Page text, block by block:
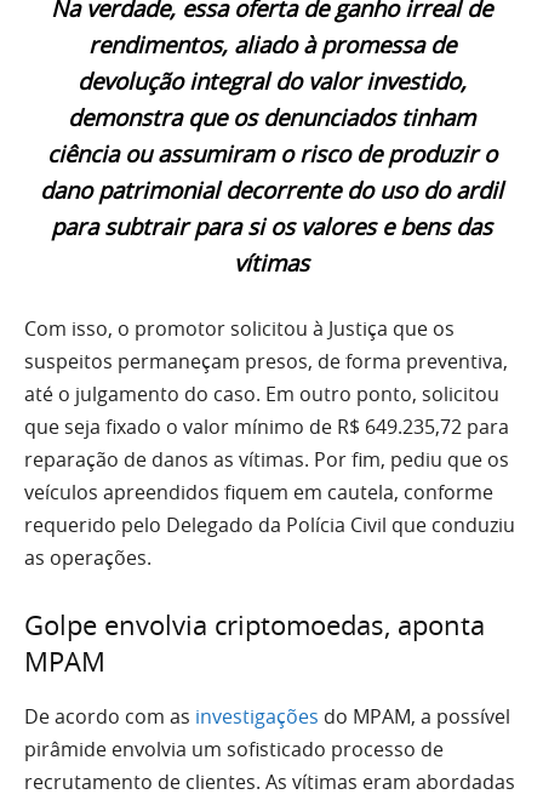
Na verdade, essa oferta de ganho irreal de
rendimentos, aliado à promessa de
devolução integral do valor investido,
demonstra que os denunciados tinham
ciência ou assumiram o risco de produzir o
dano patrimonial decorrente do uso do ardil
para subtrair para si os valores e bens das
vítimas
Com isso, o promotor solicitou à Justiça que os
suspeitos permaneçam presos, de forma preventiva,
até o julgamento do caso. Em outro ponto, solicitou
que seja fixado o valor mínimo de R$ 649.235,72 para
reparação de danos as vítimas. Por fim, pediu que os
veículos apreendidos fiquem em cautela, conforme
requerido pelo Delegado da Polícia Civil que conduziu
as operações.
Golpe envolvia criptomoedas, aponta
MPAM
De acordo com as investigações do MPAM, a possível
pirâmide envolvia um sofisticado processo de
recrutamento de clientes. As vítimas eram abordadas